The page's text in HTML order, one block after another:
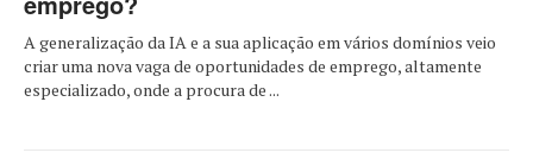
A generalização da IA e a sua aplicação em vários domínios veio
criar uma nova vaga de oportunidades de emprego, altamente
especializado, onde a procura de ...